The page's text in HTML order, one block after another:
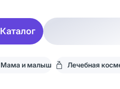
Каталог
Мама и малыш Лечебная